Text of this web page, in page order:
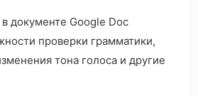
документе Google Doc
проверки грамматики,
тона голоса и другие